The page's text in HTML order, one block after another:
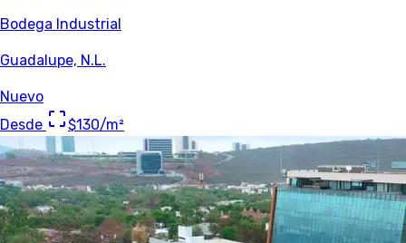
Bodega Industrial
Guadalupe, N.L.
Nuevo
Desde
$130/m²